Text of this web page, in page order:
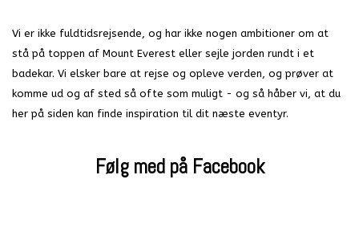
Vi er ikke fuldtidsrejsende, og har ikke nogen ambitioner om at
stå på toppen af Mount Everest eller sejle jorden rundt i et
badekar. Vi elsker bare at rejse og opleve verden, og prøver at
komme ud og af sted så ofte som muligt - og så håber vi, at du
her på siden kan finde inspiration til dit næste eventyr.
Følg med på Facebook